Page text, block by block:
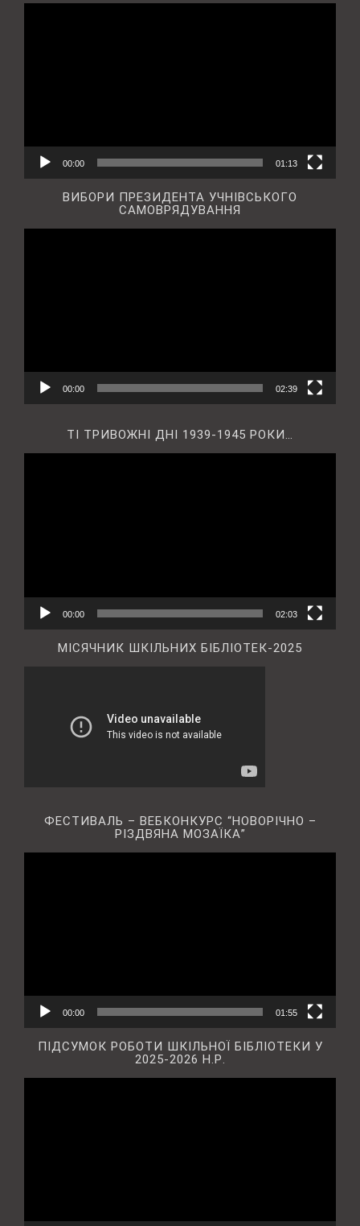
00:00 01:13
ВИБОРИ ПРЕЗИДЕНТА УЧНІВСЬКОГО
САМОВРЯДУВАННЯ
00:00 02:39
ТІ ТРИВОЖНІ ДНІ 1939-1945 РОКИ…
00:00 02:03
МІСЯЧНИК ШКІЛЬНИХ БІБЛІОТЕК-2025
ФЕСТИВАЛЬ – ВЕБКОНКУРС “НОВОРІЧНО –
РІЗДВЯНА МОЗАЇКА”
00:00 01:55
ПІДСУМОК РОБОТИ ШКІЛЬНОЇ БІБЛІОТЕКИ У
2025-2026 Н.Р.